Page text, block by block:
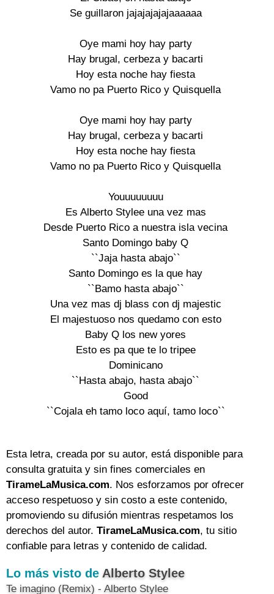
Se guillaron jajajajajajaaaaaa
Oye mami hoy hay party
Hay brugal, cerbeza y bacarti
Hoy esta noche hay fiesta
Vamo no pa Puerto Rico y Quisquella
Oye mami hoy hay party
Hay brugal, cerbeza y bacarti
Hoy esta noche hay fiesta
Vamo no pa Puerto Rico y Quisquella
Youuuuuuuu
Es Alberto Stylee una vez mas
Desde Puerto Rico a nuestra isla vecina
Santo Domingo baby Q
``Jaja hasta abajo``
Santo Domingo es la que hay
``Bamo hasta abajo``
Una vez mas dj blass con dj majestic
El majestuoso nos quedamo con esto
Baby Q los new yores
Esto es pa que te lo tripee
Dominicano
``Hasta abajo, hasta abajo``
Good
``Cojala eh tamo loco aquí, tamo loco``
Esta letra, creada por su autor, está disponible para
consulta gratuita y sin fines comerciales en
TirameLaMusica.com. Nos esforzamos por ofrecer
acceso respetuoso y sin costo a este contenido,
promoviendo su difusión mientras respetamos los
derechos del autor. TirameLaMusica.com, tu sitio
confiable para letras y contenido de calidad.
Lo más visto de Alberto Stylee
Te imagino (Remix) - Alberto Stylee